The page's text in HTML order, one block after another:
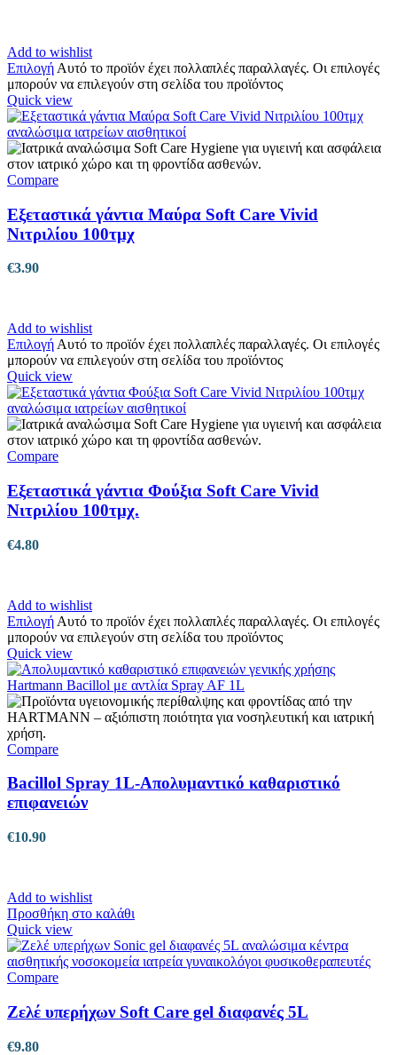
Add to wishlist
Επιλογή Αυτό το προϊόν έχει πολλαπλές παραλλαγές. Οι επιλογές
μπορούν να επιλεγούν στη σελίδα του προϊόντος
Quick view
Compare
Εξεταστικά γάντια Μαύρα Soft Care Vivid
Νιτριλίου 100τμχ
€3.90
Add to wishlist
Επιλογή Αυτό το προϊόν έχει πολλαπλές παραλλαγές. Οι επιλογές
μπορούν να επιλεγούν στη σελίδα του προϊόντος
Quick view
Compare
Εξεταστικά γάντια Φούξια Soft Care Vivid
Νιτριλίου 100τμχ.
€4.80
Add to wishlist
Επιλογή Αυτό το προϊόν έχει πολλαπλές παραλλαγές. Οι επιλογές
μπορούν να επιλεγούν στη σελίδα του προϊόντος
Quick view
Compare
Bacillol Spray 1L-Απολυμαντικό καθαριστικό
επιφανειών
€10.90
Add to wishlist
Προσθήκη στο καλάθι
Quick view
Compare
Ζελέ υπερήχων Soft Care gel διαφανές 5L
€9.80